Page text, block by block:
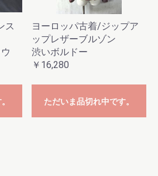
ス
ヨーロッパ古着/ジップア
ップレザーブルゾン
渋いボルドー
￥16,280
ただいま品切れ中です。